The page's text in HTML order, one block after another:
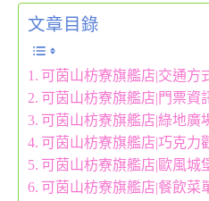
文章目錄
可茵山枋寮旗艦店|交通方
可茵山枋寮旗艦店|門票資
可茵山枋寮旗艦店|綠地廣
可茵山枋寮旗艦店|巧克力
可茵山枋寮旗艦店|歐風城
可茵山枋寮旗艦店|餐飲菜